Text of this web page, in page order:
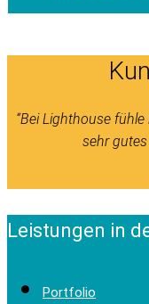
“Bei Lighthouse
sehr gutes
Leistungen in
Portfolio